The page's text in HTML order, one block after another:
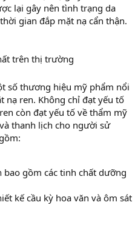
lại gây nên tình trạng da
gian đắp mặt nạ cẩn thận.
trên thị trường
số thương hiệu mỹ phẩm nổi
nạ ren. Không chỉ đạt yếu tố
còn đạt yếu tố về thẩm mỹ
thanh lịch cho người sử
gồm các tinh chất dưỡng
kế cầu kỳ hoa văn và ôm sát